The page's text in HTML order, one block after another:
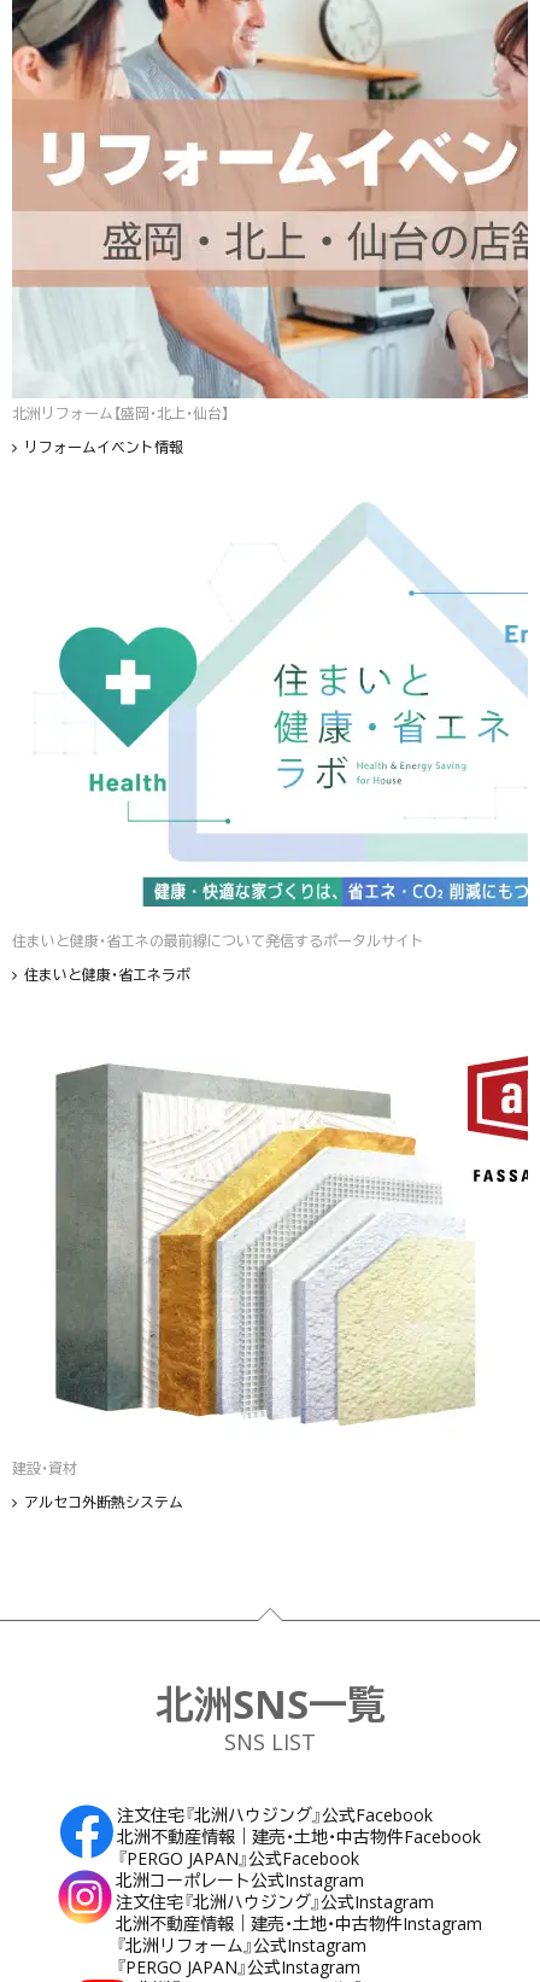
北洲リフォーム【盛岡・北上・仙台】
リフォームイベント情報
住まいと健康・省エネの最前線について発信するポータルサイト
住まいと健康・省エネラボ
建設・資材
アルセコ外断熱システム
フッター
北洲SNS一覧
SNS LIST
注文住宅『北洲ハウジング』公式Facebook
北洲不動産情報｜建売・土地・中古物件Facebook
『PERGO JAPAN』公式Facebook
北洲コーポレート公式Instagram
注文住宅『北洲ハウジング』公式Instagram
北洲不動産情報｜建売・土地・中古物件Instagram
『北洲リフォーム』公式Instagram
『PERGO JAPAN』公式Instagram